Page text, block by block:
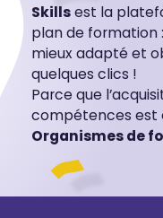
Skillsest la
plan de formation
mieux adapté et
quelques clics !
Parce que
compétences est
Organismes de